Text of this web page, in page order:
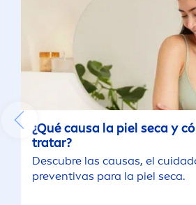
¿Qué causa la piel seca y
tratar?
Descubre las causas, el
preventivas para la piel seca.